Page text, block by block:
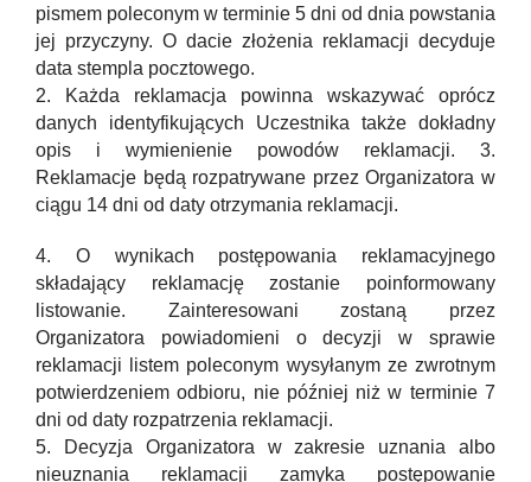
pismem poleconym w terminie 5 dni od dnia powstania
jej przyczyny. O dacie złożenia reklamacji decyduje
data stempla pocztowego.
2. Każda reklamacja powinna wskazywać oprócz
danych identyfikujących Uczestnika także dokładny
opis i wymienienie powodów reklamacji. 3.
Reklamacje będą rozpatrywane przez Organizatora w
ciągu 14 dni od daty otrzymania reklamacji.
4. O wynikach postępowania reklamacyjnego
składający reklamację zostanie poinformowany
listowanie. Zainteresowani zostaną przez
Organizatora powiadomieni o decyzji w sprawie
reklamacji listem poleconym wysyłanym ze zwrotnym
potwierdzeniem odbioru, nie później niż w terminie 7
dni od daty rozpatrzenia reklamacji.
5. Decyzja Organizatora w zakresie uznania albo
nieuznania reklamacji zamyka postępowanie